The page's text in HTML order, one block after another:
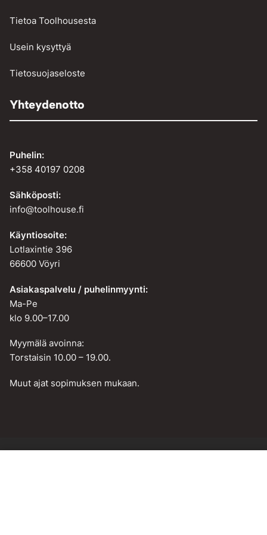
Tietoa Toolhousesta
Usein kysyttyä
Tietosuojaseloste
Yhteydenotto
Puhelin:
+358 40197 0208
Sähköposti:
info@toolhouse.fi
Käyntiosoite:
Lotlaxintie 396
66600 Vöyri
Asiakaspalvelu / puhelinmyynti:
Ma-Pe
klo 9.00–17.00
Myymälä avoinna:
Torstaisin 10.00 – 19.00.
Muut ajat sopimuksen mukaan.